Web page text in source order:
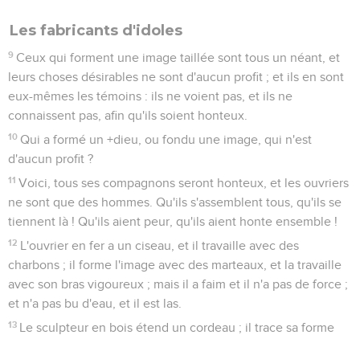
Les fabricants d'idoles
9 Ceux qui forment une image taillée sont tous un néant, et
leurs choses désirables ne sont d'aucun profit ; et ils en sont
eux-mêmes les témoins : ils ne voient pas, et ils ne
connaissent pas, afin qu'ils soient honteux.
10 Qui a formé un +dieu, ou fondu une image, qui n'est
d'aucun profit ?
11 Voici, tous ses compagnons seront honteux, et les ouvriers
ne sont que des hommes. Qu'ils s'assemblent tous, qu'ils se
tiennent là ! Qu'ils aient peur, qu'ils aient honte ensemble !
12 L'ouvrier en fer a un ciseau, et il travaille avec des
charbons ; il forme l'image avec des marteaux, et la travaille
avec son bras vigoureux ; mais il a faim et il n'a pas de force ;
et n'a pas bu d'eau, et il est las.
13 Le sculpteur en bois étend un cordeau ; il trace sa forme